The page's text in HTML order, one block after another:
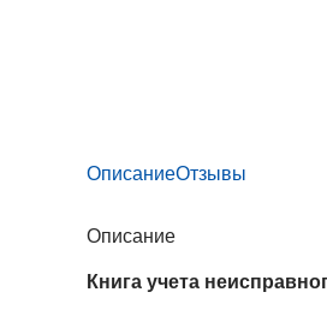
ОписаниеОтзывы
Описание
Книга учета